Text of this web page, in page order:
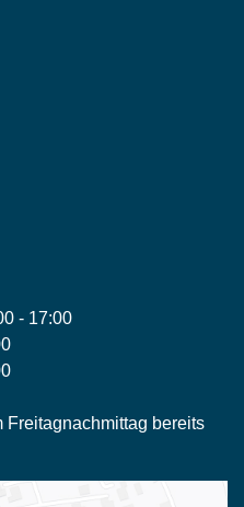
- 17:00
Freitagnachmittag bereits